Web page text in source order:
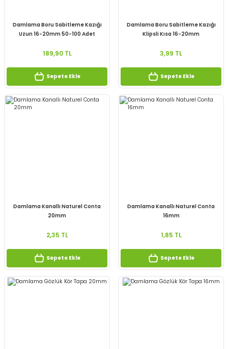
Damlama Boru Sabitleme Kazığı
Uzun 16-20mm 50-100 Adet
189,90 TL
Sepete Ekle
Damlama Boru Sabitleme Kazığı
Klipsli Kısa 16-20mm
3,99 TL
Sepete Ekle
Damlama Kanallı Naturel Conta
20mm
2,35 TL
Sepete Ekle
Damlama Kanallı Naturel Conta
16mm
1,85 TL
Sepete Ekle